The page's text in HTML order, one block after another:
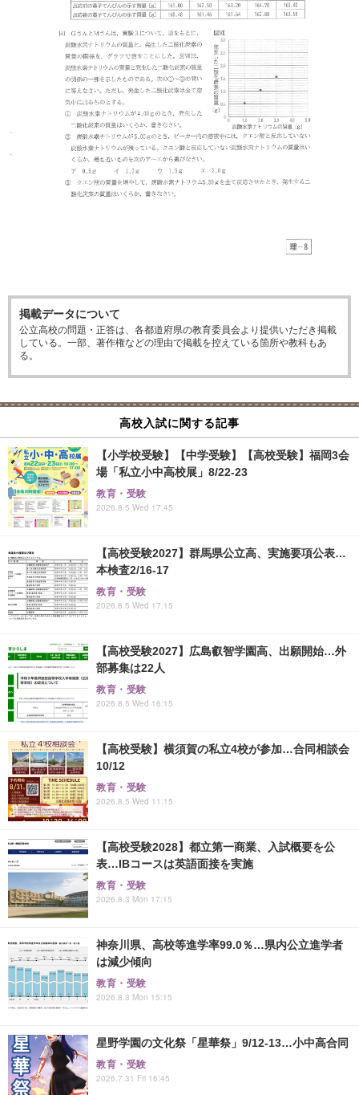
掲載データについて
公立高校の問題・正答は、各都道府県の教育委員会より提供いただき掲載
している。一部、著作権などの理由で掲載を控えている箇所や教科もあ
る。
高校入試に関する記事
【小学校受験】【中学受験】【高校受験】福岡3会
場「私立小中高校展」8/22-23
教育・受験
2026.8.5 Wed 17:45
【高校受験2027】群馬県公立高、実施要項公表…
本検査2/16-17
教育・受験
2026.8.5 Wed 17:15
【高校受験2027】広島叡智学園高、出願開始…外
部募集は22人
教育・受験
2026.8.5 Wed 16:15
【高校受験】横須賀の私立4校が参加…合同相談会
10/12
教育・受験
2026.8.5 Wed 11:15
【高校受験2028】都立第一商業、入試概要を公
表…IBコースは英語面接を実施
教育・受験
2026.8.3 Mon 17:15
神奈川県、高校等進学率99.0％…県内公立進学者
は減少傾向
教育・受験
2026.8.3 Mon 15:15
星野学園の文化祭「星華祭」9/12-13…小中高合同
教育・受験
2026.7.31 Fri 16:45